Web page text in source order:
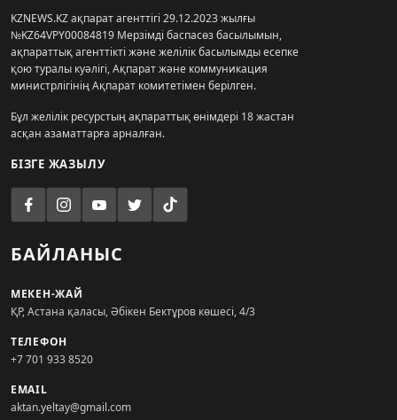
KZNEWS.KZ ақпарат агенттігі 29.12.2023 жылғы
№KZ64VPY00084819 Мерзімді баспасөз басылымын,
ақпараттық агенттікті және желілік басылымды есепке
қою туралы куәлігі, Ақпарат және коммуникация
министрлігінің Ақпарат комитетімен берілген.
Бұл желілік ресурстың ақпараттық өнімдері 18 жастан
асқан азаматтарға арналған.
БІЗГЕ ЖАЗЫЛУ
БАЙЛАНЫС
МЕКЕН-ЖАЙ
ҚР, Астана қаласы, Әбікен Бектұров көшесі, 4/3
ТЕЛЕФОН
+7 701 933 8520
EMAIL
aktan.yeltay@gmail.com